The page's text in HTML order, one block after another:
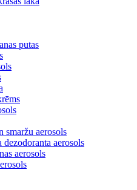
putas
smaržu aerosols
aerosols
aerosols